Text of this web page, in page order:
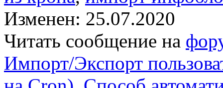
Изменен: 25.07.2020
Читать сообщение на
Импорт/Экспорт